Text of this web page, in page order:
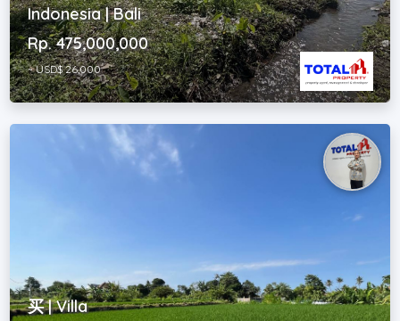
Indonesia | Bali
Rp. 475,000,000
~ USD$ 26,000
买 | Villa